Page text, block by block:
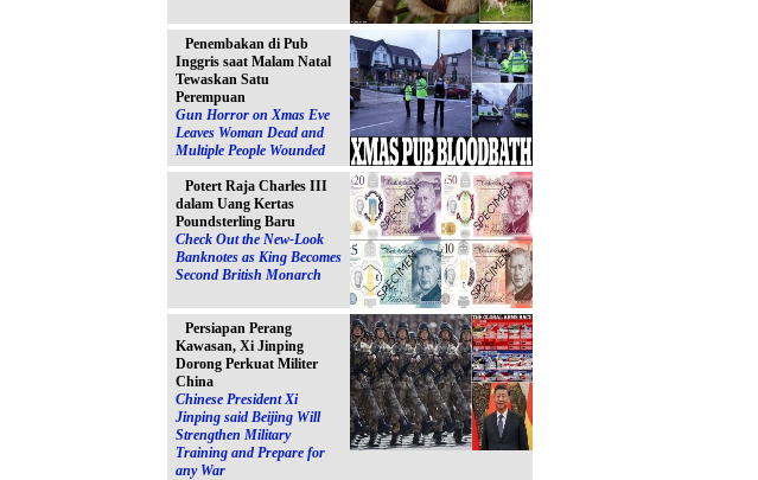
Penembakan di Pub
Inggris saat Malam Natal
Tewaskan Satu
Perempuan
Gun Horror on Xmas Eve
Leaves Woman Dead and
Multiple People Wounded
Potert Raja Charles III
dalam Uang Kertas
Poundsterling Baru
Check Out the New-Look
Banknotes as King Becomes
Second British Monarch
Persiapan Perang
Kawasan, Xi Jinping
Dorong Perkuat Militer
China
Chinese President Xi
Jinping said Beijing Will
Strengthen Military
Training and Prepare for
any War